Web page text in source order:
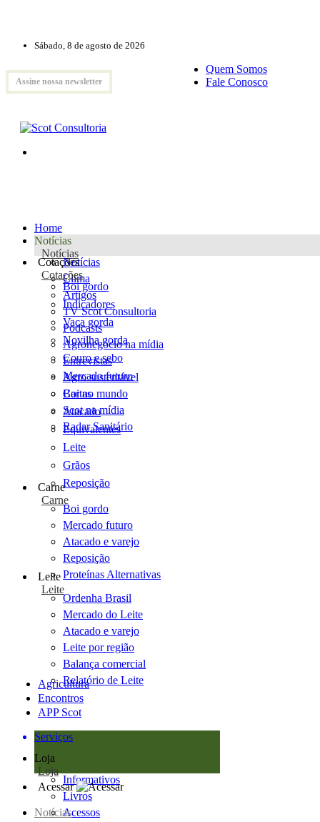
Sábado, 8 de agosto de 2026
Assine nossa newsletter
Quem Somos
Fale Conosco
Home
Notícias
Notícias
Notícias
Clima
Artigos
TV Scot Consultoria
Podcasts
Agronegócio na mídia
Entrevistas
Agro sustentável
Cartas
Scot na mídia
Radar Sanitário
Cotações
Cotações
Boi gordo
Indicadores
Vaca gorda
Novilha gorda
Couro e sebo
Mercado futuro
Boi no mundo
Atacado
Equivalentes
Leite
Grãos
Reposição
Carne
Carne
Boi gordo
Mercado futuro
Atacado e varejo
Reposição
Proteínas Alternativas
Leite
Leite
Ordenha Brasil
Mercado do Leite
Atacado e varejo
Leite por região
Balança comercial
Relatório de Leite
Agricultura
Encontros
APP Scot
Serviços
Loja
Loja
Informativos
Livros
Acessos
Acessar
Notícias